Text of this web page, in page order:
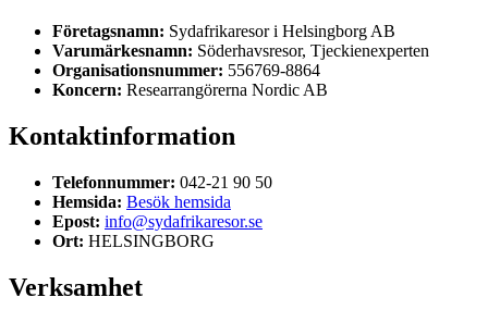
Företagsnamn: Sydafrikaresor i Helsingborg AB
Varumärkesnamn: Söderhavsresor, Tjeckienexperten
Organisationsnummer: 556769-8864
Koncern: Researrangörerna Nordic AB
Kontaktinformation
Telefonnummer: 042-21 90 50
Hemsida: Besök hemsida
Epost: info@sydafrikaresor.se
Ort: HELSINGBORG
Verksamhet